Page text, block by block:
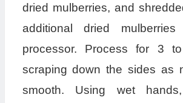
dried mulberries, and
additional dried
processor. Process for 3
scraping down the sides as
smooth. Using wet